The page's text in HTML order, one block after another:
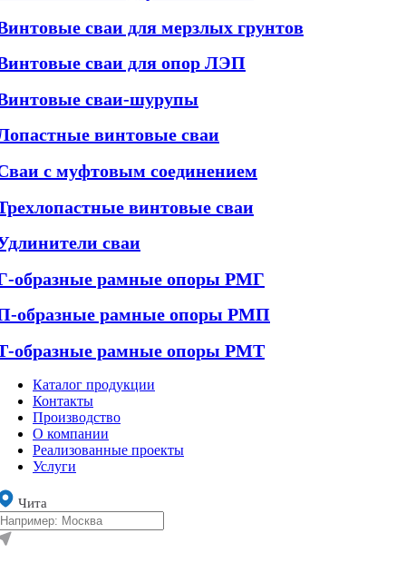
сваи для мерзлых грунтов
сваи для опор ЛЭП
сваи-шурупы
винтовые сваи
с муфтовым соединением
винтовые сваи
сваи
образные рамные опоры РМГ
образные рамные опоры РМП
образные рамные опоры РМТ
Каталог продукции
Контакты
Производство
О компании
Реализованные проекты
Услуги
Чита